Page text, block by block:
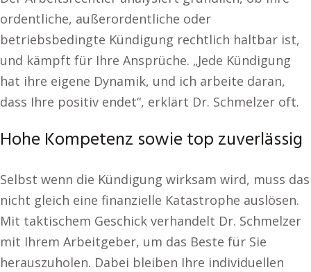
ordentliche, außerordentliche oder
betriebsbedingte Kündigung rechtlich haltbar ist,
und kämpft für Ihre Ansprüche. „Jede Kündigung
hat ihre eigene Dynamik, und ich arbeite daran,
dass Ihre positiv endet“, erklärt Dr. Schmelzer oft.
Hohe Kompetenz sowie top zuverlässig
Selbst wenn die Kündigung wirksam wird, muss das
nicht gleich eine finanzielle Katastrophe auslösen.
Mit taktischem Geschick verhandelt Dr. Schmelzer
mit Ihrem Arbeitgeber, um das Beste für Sie
herauszuholen. Dabei bleiben Ihre individuellen